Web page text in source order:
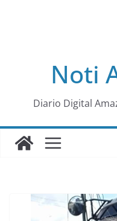
al
Noti
Diario Digital